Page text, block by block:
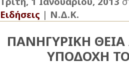
Ειδήσεις | Ν.Δ.Κ.
ΠΑΝΗΓΥΡΙΚΗ ΘΕΙΑ
ΥΠΟΔΟΧΗ